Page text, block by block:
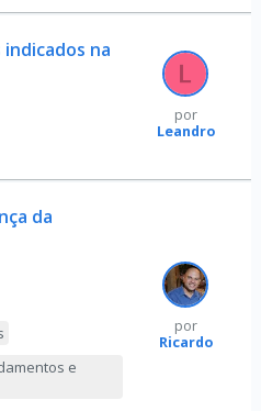
na
por
Leandro
da
e
por
Ricardo